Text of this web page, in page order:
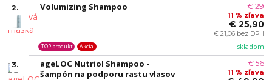
2. Volumizing Shampoo
skladom
TOP produkt Akcia
€ 29
11 % zľava
€ 25,90
€ 21,06 bez DPH
3.
ageLOC Nutriol Shampoo -
šampón na podporu rastu vlasov
€ 56
11 % zľava